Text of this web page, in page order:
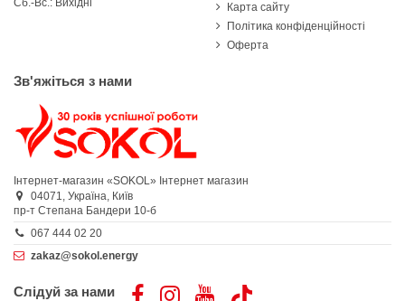
Карта сайту
Політика конфіденційності
Оферта
Зв'яжіться з нами
Інтернет-магазин «SOKOL» Інтернет магазин
04071, Україна, Київ
пр-т Степана Бандери 10-б
067 444 02 20
zakaz@sokol.energy
Слідуй за нами